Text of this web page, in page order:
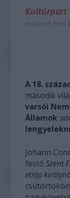
Kultúrpart
a szerző friss
A 18.
második
varsói
Államok
Johann
festő Szent
etióp